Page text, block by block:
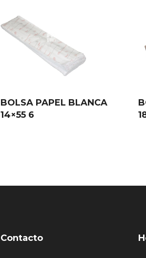
BOLSA PAPEL BLANCA
14×55 6
Contacto